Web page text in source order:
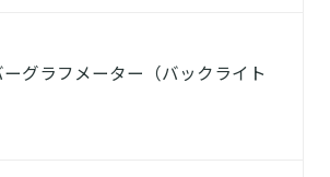
ーグラフメーター（バックライト